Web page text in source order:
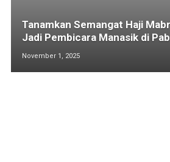
Tanamkan Semangat Haji
Jadi Pembicara Manasik di
November 1, 2025